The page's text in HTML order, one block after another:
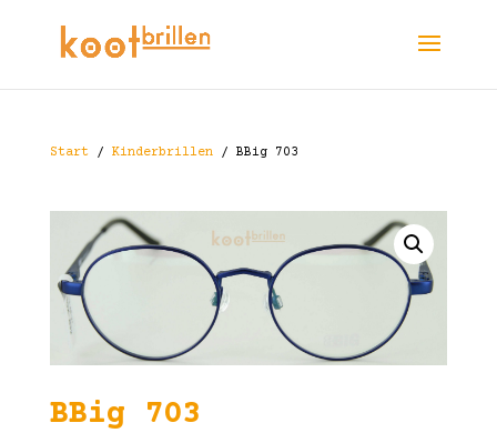
Start/ Kinderbrillen/ BBig 703
BBig 703